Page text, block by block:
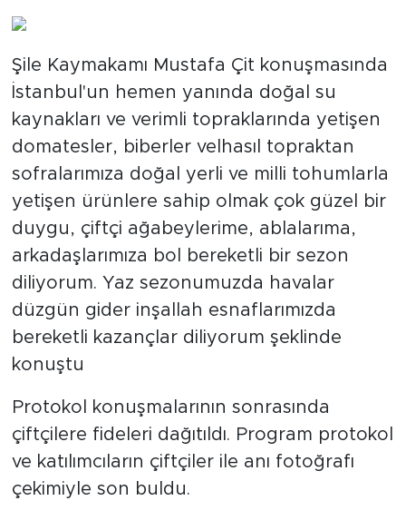
Şile Kaymakamı Mustafa Çit konuşmasında
İstanbul'un hemen yanında doğal su
kaynakları ve verimli topraklarında yetişen
domatesler, biberler velhasıl topraktan
sofralarımıza doğal yerli ve milli tohumlarla
yetişen ürünlere sahip olmak çok güzel bir
duygu, çiftçi ağabeylerime, ablalarıma,
arkadaşlarımıza bol bereketli bir sezon
diliyorum. Yaz sezonumuzda havalar
düzgün gider inşallah esnaflarımızda
bereketli kazançlar diliyorum şeklinde
konuştu
Protokol konuşmalarının sonrasında
çiftçilere fideleri dağıtıldı. Program protokol
ve katılımcıların çiftçiler ile anı fotoğrafı
çekimiyle son buldu.